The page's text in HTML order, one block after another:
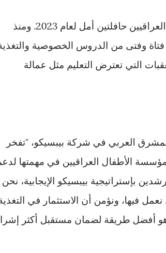
ستمول منحة شركة بيبسيكو لمؤسسة الأطفال العراقيين حافلتين أمل لعام 2023. ومنذ
إطلاق المشروع في عام 2017، استفاد نحو 630 فتاة وفتى من الدروس الخصوصية
التي تعترض التعليم مثل عمالة
العربي في شركة بيبسيكو، "تفخر
الأطفال العراقيين في مهمتها
بإستراتيجية بيبسيكو الإيجابية، نحن
نعمل فيها، ونؤمن أن الاستثمار في
أفضل طريقة لضمان مستقبل أكثر